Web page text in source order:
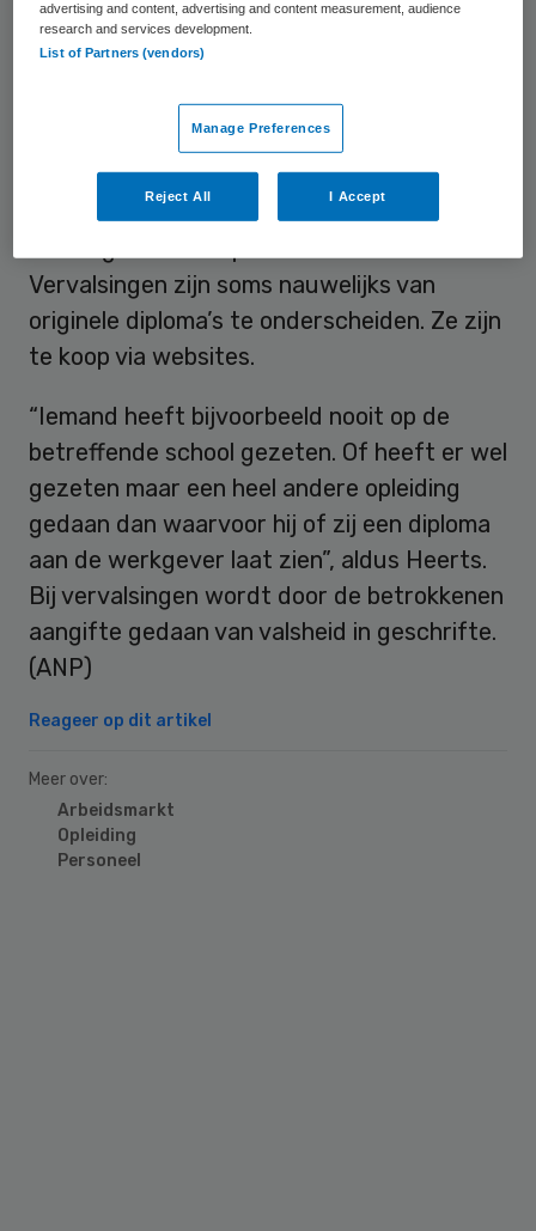
Volgens voorzitter Ton Heerts van de MBO
Raad zijn de signalen van valse diploma’s
vooral afkomstig uit sectoren waar tekort
aan personeel is. De meldingen komen
echter van scholen, die door potentiële
werkgevers worden benaderd met de vraag
Vervalsingen zijn soms nauwelijks van
originele diploma’s te onderscheiden. Ze zijn
te koop via websites.
“Iemand heeft bijvoorbeeld nooit op de
betreffende school gezeten. Of heeft er wel
gezeten maar een heel andere opleiding
gedaan dan waarvoor hij of zij een diploma
aan de werkgever laat zien”, aldus Heerts.
Bij vervalsingen wordt door de betrokkenen
aangifte gedaan van valsheid in geschrifte.
(ANP)
Reageer op dit artikel
Meer over:
Arbeidsmarkt
Opleiding
Personeel
advertising and content, advertising and content measurement, audience
research and services development.
List of Partners (vendors)
Manage Preferences
Reject All I Accept